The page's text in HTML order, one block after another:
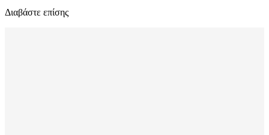
Διαβάστε επίσης